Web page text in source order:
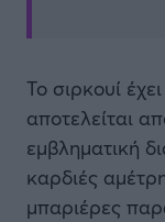
Το σιρκουί
αποτελείται
εμβληματική
καρδιές
μπαριέρες